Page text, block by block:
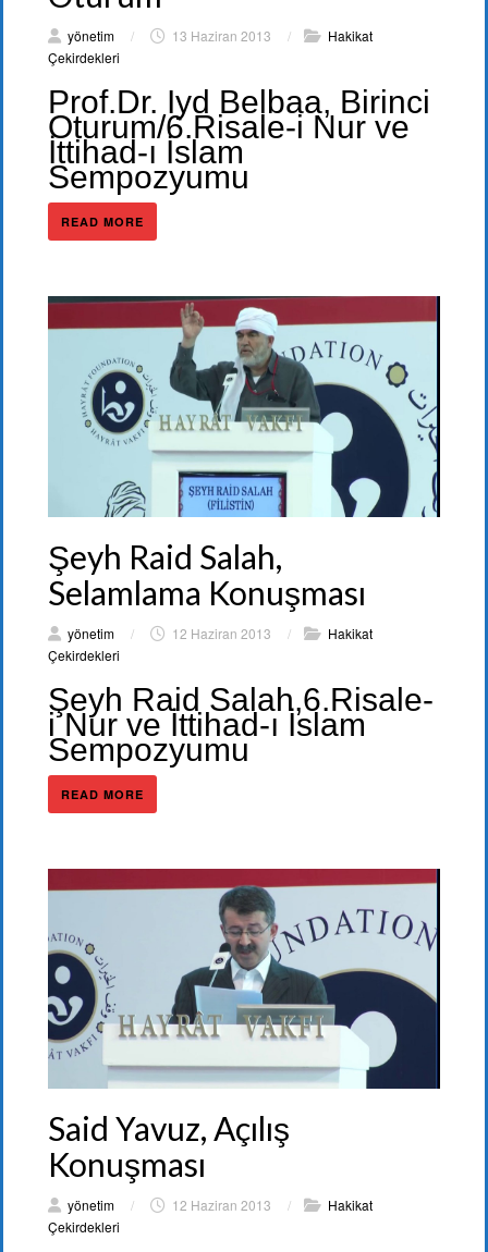
yönetim / 13 Haziran 2013 /
Hakikat
Çekirdekleri
Prof.Dr. Iyd Belbaa, Birinci
Oturum/6.Risale-i Nur ve
İttihad-ı İslam
Sempozyumu
READ MORE
Şeyh Raid Salah,
Selamlama Konuşması
yönetim / 12 Haziran 2013 /
Hakikat
Çekirdekleri
Şeyh Raid Salah,6.Risale-
i Nur ve İttihad-ı İslam
Sempozyumu
READ MORE
Said Yavuz, Açılış
Konuşması
yönetim / 12 Haziran 2013 /
Hakikat
Çekirdekleri